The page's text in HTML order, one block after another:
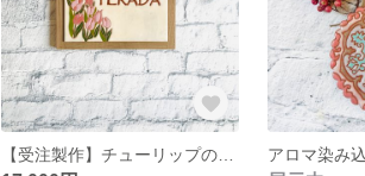
【受注製作】チューリップの表札